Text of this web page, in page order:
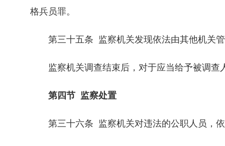
格兵员罪。
第三十五条 监察机关发现依法由其他机关管
监察机关调查结束后，对于应当给予被调查
第四节 监察处置
第三十六条 监察机关对违法的公职人员，依